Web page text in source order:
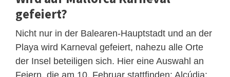
gefeiert?
Nicht nur in der Balearen-Hauptstadt und an der
Playa wird Karneval gefeiert, nahezu alle Orte
der Insel beteiligen sich. Hier eine Auswahl an
Feiern, die am 10. Februar stattfinden: Alcúdia: